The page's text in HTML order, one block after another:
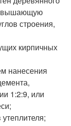
строения,
кирпичных
нанесения
1:2:9, или